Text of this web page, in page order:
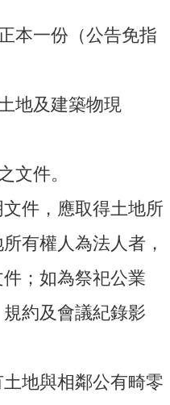
本一份（公告免指
地及建築物現
文件。
件，應取得土地所
有權人為法人者，
；如為祭祀公業
約及會議紀錄影
地與相鄰公有畸零